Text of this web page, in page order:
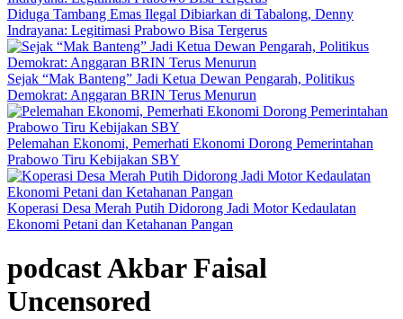
Diduga Tambang Emas Ilegal Dibiarkan di Tabalong, Denny
Indrayana: Legitimasi Prabowo Bisa Tergerus
Sejak “Mak Banteng” Jadi Ketua Dewan Pengarah, Politikus
Demokrat: Anggaran BRIN Terus Menurun
Pelemahan Ekonomi, Pemerhati Ekonomi Dorong Pemerintahan
Prabowo Tiru Kebijakan SBY
Koperasi Desa Merah Putih Didorong Jadi Motor Kedaulatan
Ekonomi Petani dan Ketahanan Pangan
podcast Akbar Faisal
Uncensored